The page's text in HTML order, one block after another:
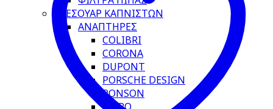
ΑΞΕΣΟΥΑΡ ΚΑΠΝΙΣΤΩΝ
ΑΝΑΠΤΗΡΕΣ
COLIBRI
CORONA
DUPONT
PORSCHE DESIGN
RONSON